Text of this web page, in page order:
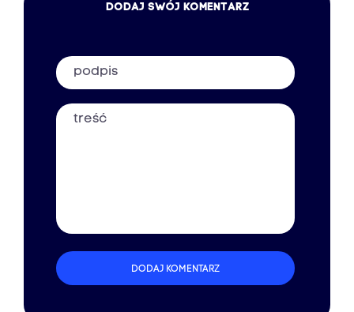
DODAJ SWÓJ KOMENTARZ
Podpis
Treść
DODAJ KOMENTARZ